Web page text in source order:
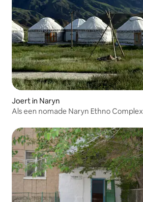
Joert in Naryn
Als een nomade Naryn Ethno Complex